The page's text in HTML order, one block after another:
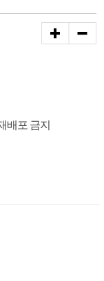
배포 금지